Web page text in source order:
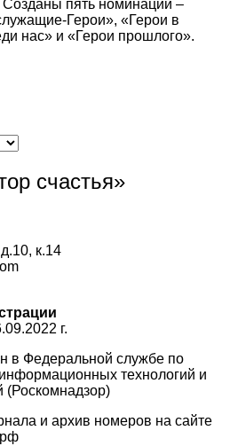
Созданы пять номинаций –
Герои», «Герои в
нас» и «Герои прошлого».
счастья»
к.14
г.
в Федеральной службе по
технологий и
(Роскомнадзор)
и архив номеров на сайте